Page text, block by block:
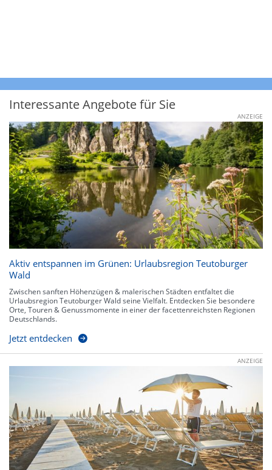
Interessante Angebote für Sie
ANZEIGE
Aktiv entspannen im Grünen: Urlaubsregion Teutoburger
Wald
Zwischen sanften Höhenzügen & malerischen Städten entfaltet die
Urlaubsregion Teutoburger Wald seine Vielfalt. Entdecken Sie besondere
Orte, Touren & Genussmomente in einer der facettenreichsten Regionen
Deutschlands.
Jetzt entdecken
ANZEIGE